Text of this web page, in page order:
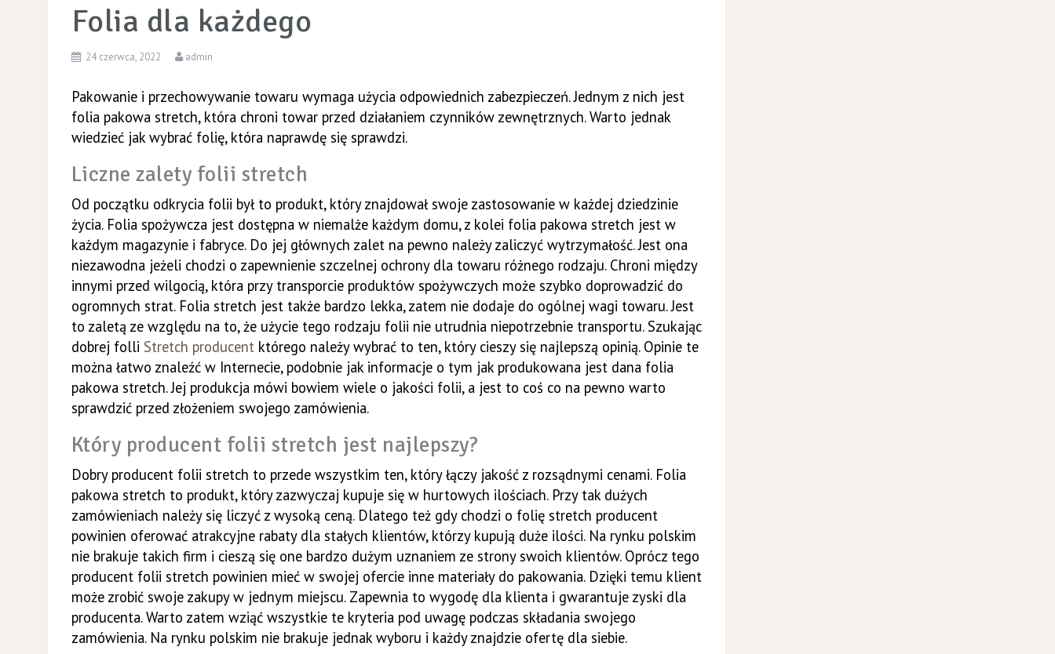
Folia dla każdego
24 czerwca, 2022 admin
Pakowanie i przechowywanie towaru wymaga użycia odpowiednich zabezpieczeń. Jednym z nich jest
folia pakowa stretch, która chroni towar przed działaniem czynników zewnętrznych. Warto jednak
wiedzieć jak wybrać folię, która naprawdę się sprawdzi.
Liczne zalety folii stretch
Od początku odkrycia folii był to produkt, który znajdował swoje zastosowanie w każdej dziedzinie
życia. Folia spożywcza jest dostępna w niemalże każdym domu, z kolei folia pakowa stretch jest w
każdym magazynie i fabryce. Do jej głównych zalet na pewno należy zaliczyć wytrzymałość. Jest ona
niezawodna jeżeli chodzi o zapewnienie szczelnej ochrony dla towaru różnego rodzaju. Chroni między
innymi przed wilgocią, która przy transporcie produktów spożywczych może szybko doprowadzić do
ogromnych strat. Folia stretch jest także bardzo lekka, zatem nie dodaje do ogólnej wagi towaru. Jest
to zaletą ze względu na to, że użycie tego rodzaju folii nie utrudnia niepotrzebnie transportu. Szukając
dobrej folli Stretch producentktórego należy wybrać to ten, który cieszy się najlepszą opinią. Opinie te
można łatwo znaleźć w Internecie, podobnie jak informacje o tym jak produkowana jest dana folia
pakowa stretch. Jej produkcja mówi bowiem wiele o jakości folii, a jest to coś co na pewno warto
sprawdzić przed złożeniem swojego zamówienia.
Który producent folii stretch jest najlepszy?
Dobry producent folii stretch to przede wszystkim ten, który łączy jakość z rozsądnymi cenami. Folia
pakowa stretch to produkt, który zazwyczaj kupuje się w hurtowych ilościach. Przy tak dużych
zamówieniach należy się liczyć z wysoką ceną. Dlatego też gdy chodzi o folię stretch producent
powinien oferować atrakcyjne rabaty dla stałych klientów, którzy kupują duże ilości. Na rynku polskim
nie brakuje takich firm i cieszą się one bardzo dużym uznaniem ze strony swoich klientów. Oprócz tego
producent folii stretch powinien mieć w swojej ofercie inne materiały do pakowania. Dzięki temu klient
może zrobić swoje zakupy w jednym miejscu. Zapewnia to wygodę dla klienta i gwarantuje zyski dla
producenta. Warto zatem wziąć wszystkie te kryteria pod uwagę podczas składania swojego
zamówienia. Na rynku polskim nie brakuje jednak wyboru i każdy znajdzie ofertę dla siebie.